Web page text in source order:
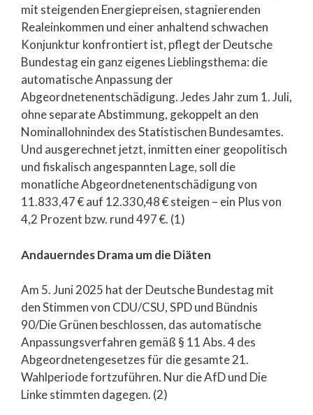
mit steigenden Energiepreisen, stagnierenden
Realeinkommen und einer anhaltend schwachen
Konjunktur konfrontiert ist, pflegt der Deutsche
Bundestag ein ganz eigenes Lieblingsthema: die
automatische Anpassung der
Abgeordnetenentschädigung. Jedes Jahr zum 1. Juli,
ohne separate Abstimmung, gekoppelt an den
Nominallohnindex des Statistischen Bundesamtes.
Und ausgerechnet jetzt, inmitten einer geopolitisch
und fiskalisch angespannten Lage, soll die
monatliche Abgeordnetenentschädigung von
11.833,47 € auf 12.330,48 € steigen – ein Plus von
4,2 Prozent bzw. rund 497 €. (1)
Andauerndes Drama um die Diäten
Am 5. Juni 2025 hat der Deutsche Bundestag mit
den Stimmen von CDU/CSU, SPD und Bündnis
90/Die Grünen beschlossen, das automatische
Anpassungsverfahren gemäß § 11 Abs. 4 des
Abgeordnetengesetzes für die gesamte 21.
Wahlperiode fortzuführen. Nur die AfD und Die
Linke stimmten dagegen. (2)